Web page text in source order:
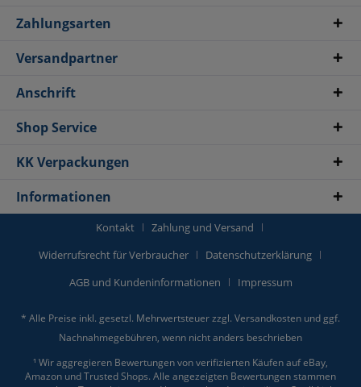
Zahlungsarten
Versandpartner
Anschrift
Shop Service
KK Verpackungen
Informationen
Kontakt
Zahlung und Versand
Widerrufsrecht für Verbraucher
Datenschutzerklärung
AGB und Kundeninformationen
Impressum
* Alle Preise inkl. gesetzl. Mehrwertsteuer zzgl. Versandkosten und ggf.
Nachnahmegebühren, wenn nicht anders beschrieben
¹ Wir aggregieren Bewertungen von verifizierten Käufen auf eBay,
Amazon und Trusted Shops. Alle angezeigten Bewertungen stammen